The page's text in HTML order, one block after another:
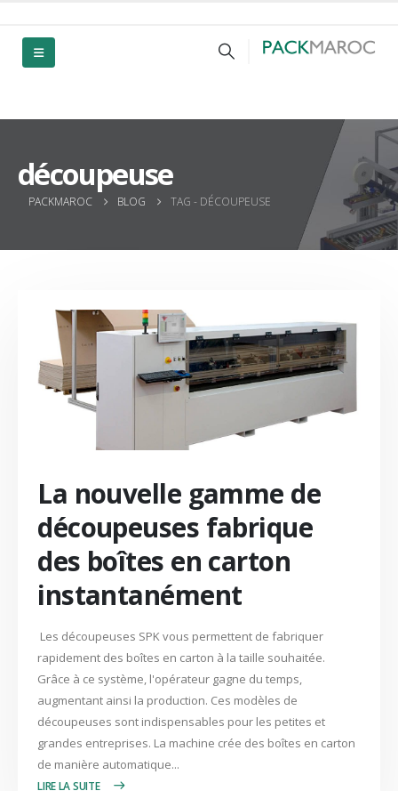
découpeuse
PACKMAROC BLOG TAG - DÉCOUPEUSE
La nouvelle gamme de
découpeuses fabrique
des boîtes en carton
instantanément
Les découpeuses SPK vous permettent de fabriquer
rapidement des boîtes en carton à la taille souhaitée.
Grâce à ce système, l'opérateur gagne du temps,
augmentant ainsi la production. Ces modèles de
découpeuses sont indispensables pour les petites et
grandes entreprises. La machine crée des boîtes en carton
de manière automatique...